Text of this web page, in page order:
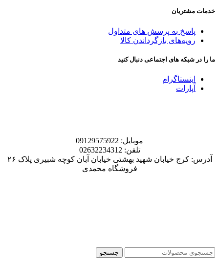
خدمات مشتریان
پاسخ به پرسش های متداول
رویه‌های بازگرداندن کالا
ما را در شبکه های اجتماعی دنبال کنید
اینستاگرام
آپارات
موبایل: 09129575922
تلفن: 02632234312
آدرس: کرج خیابان شهید بهشتی خیابان آبان کوچه شبیری پلاک ۲۶
فروشگاه محمدی
جستجو